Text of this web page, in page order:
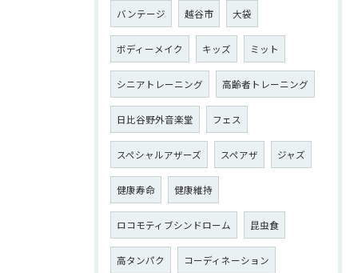
バンテージ 越谷市 大袋
ボディーメイク キッズ ミット
シニアトレーニング 高齢者トレーニング
日比谷野外音楽堂 フェス
スペシャルアザーズ スペアザ ジャズ
健康寿命 健康維持
ロコモティブシンドローム 昆虫食
高タンパク コーディネーション